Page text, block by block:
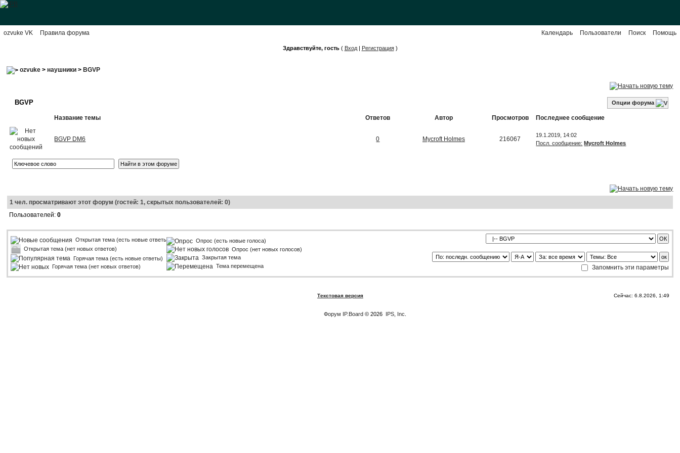
ozvuke VK Правила форума Помощь
Поиск
Пользователи
Календарь
Здравствуйте, гость( Вход| Регистрация)
ozvuke >наушники > BGVP
BGVP Опции форума
Название темы Ответов Автор Просмотров Последнее сообщение
BGVP DM6 0 Mycroft Holmes 216067
19.1.2019, 14:02
Посл. сообщение: Mycroft Holmes
1 чел. просматривают этот форум (гостей: 1, скрытых пользователей: 0)
Пользователей:0
Открытая тема (есть новые ответы)
Открытая тема (нет новых ответов)
Горячая тема (есть новые ответы)
Горячая тема (нет новых ответов)
Опрос (есть новые голоса)
Опрос (нет новых голосов)
Закрытая тема
Тема перемещена
Запомнить эти параметры
Текстовая версия Сейчас: 6.8.2026, 1:49
Форум IP.Board © 2026 IPS, Inc